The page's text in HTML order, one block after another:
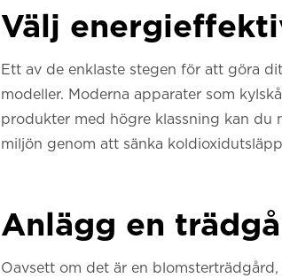
Välj
Ett av de enklaste stegen för att göra
modeller. Moderna apparater som
produkter med högre klassning kan du
miljön genom att sänka
Anlägg en
Oavsett om det är en